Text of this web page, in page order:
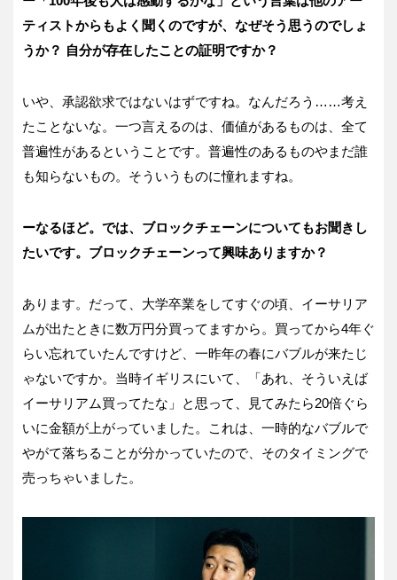
ティストからもよく聞くのですが、なぜそう思うのでしょ
うか？ 自分が存在したことの証明ですか？
いや、承認欲求ではないはずですね。なんだろう……考え
たことないな。一つ言えるのは、価値があるものは、全て
普遍性があるということです。普遍性のあるものやまだ誰
も知らないもの。そういうものに憧れますね。
ーなるほど。では、ブロックチェーンについてもお聞きし
たいです。ブロックチェーンって興味ありますか？
あります。だって、大学卒業をしてすぐの頃、イーサリア
ムが出たときに数万円分買ってますから。買ってから4年ぐ
らい忘れていたんですけど、一昨年の春にバブルが来たじ
ゃないですか。当時イギリスにいて、「あれ、そういえば
イーサリアム買ってたな」と思って、見てみたら20倍ぐら
いに金額が上がっていました。これは、一時的なバブルで
やがて落ちることが分かっていたので、そのタイミングで
売っちゃいました。